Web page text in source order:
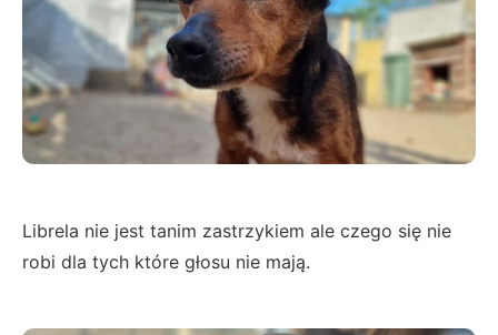
Librela nie jest tanim zastrzykiem ale czego się nie
robi dla tych które głosu nie mają.